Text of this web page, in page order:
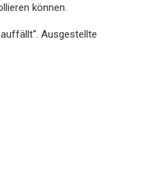
können.
Ausgestellte